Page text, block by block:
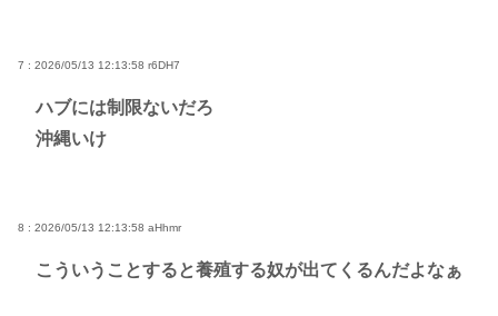
7 : 2026/05/13 12:13:58 r6DH7
ハブには制限ないだろ
沖縄いけ
8 : 2026/05/13 12:13:58 aHhmr
こういうことすると養殖する奴が出てくるんだよなぁ